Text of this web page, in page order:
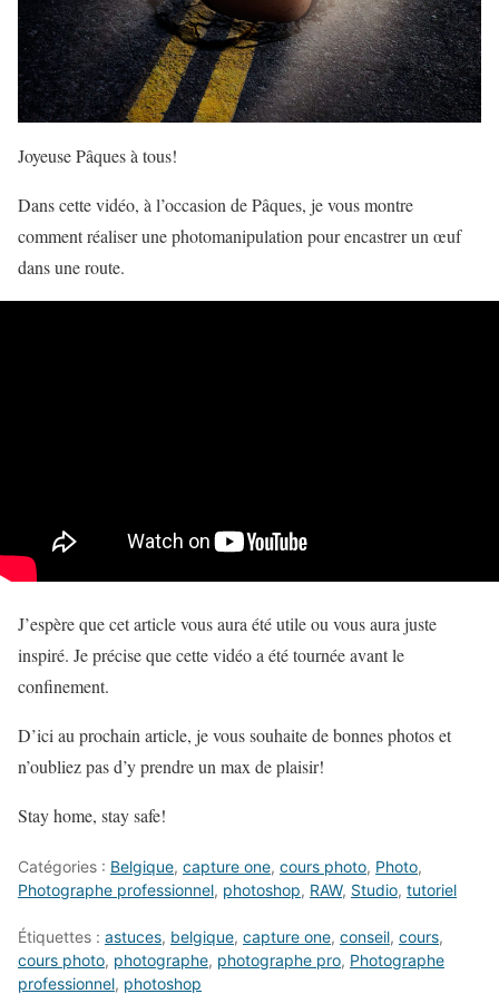
Joyeuse Pâques à tous!
Dans cette vidéo, à l’occasion de Pâques, je vous montre
comment réaliser une photomanipulation pour encastrer un œuf
dans une route.
J’espère que cet article vous aura été utile ou vous aura juste
inspiré. Je précise que cette vidéo a été tournée avant le
confinement.
D’ici au prochain article, je vous souhaite de bonnes photos et
n’oubliez pas d’y prendre un max de plaisir!
Stay home, stay safe!
Catégories : Belgique, capture one, cours photo, Photo,
Photographe professionnel, photoshop, RAW, Studio, tutoriel
Étiquettes : astuces, belgique, capture one, conseil, cours,
cours photo, photographe, photographe pro, Photographe
professionnel, photoshop